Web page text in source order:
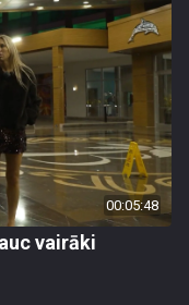
00:05:48
vairāki